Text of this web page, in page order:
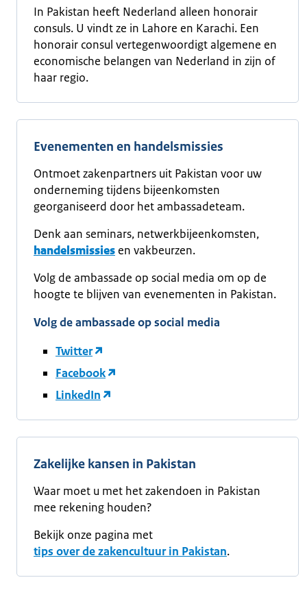
In Pakistan heeft Nederland alleen honorair
consuls. U vindt ze in Lahore en Karachi. Een
honorair consul vertegenwoordigt algemene en
economische belangen van Nederland in zijn of
haar regio.
Evenementen en handelsmissies
Ontmoet zakenpartners uit Pakistan voor uw
onderneming tijdens bijeenkomsten
georganiseerd door het ambassadeteam.
Denk aan seminars, netwerkbijeenkomsten,
handelsmissies en vakbeurzen.
Volg de ambassade op social media om op de
hoogte te blijven van evenementen in Pakistan.
Volg de ambassade op social media
Twitter
Facebook
LinkedIn
Zakelijke kansen in Pakistan
Waar moet u met het zakendoen in Pakistan
mee rekening houden?
Bekijk onze pagina met
tips over de zakencultuur in Pakistan.